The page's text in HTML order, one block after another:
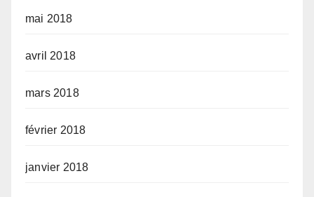
mai 2018
avril 2018
mars 2018
février 2018
janvier 2018